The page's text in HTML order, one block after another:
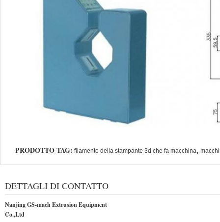
PRODOTTO TAG: filamento della stampante 3d che fa macchina,
DETTAGLI DI CONTATTO
Nanjing GS-mach Extrusion Equipment
Co.,Ltd